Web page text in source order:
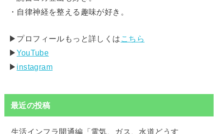
・自律神経を整える趣味が好き。
▶︎プロフィールもっと詳しくは こちら
▶︎YouTube
▶︎ instagram
最近の投稿
生活インフラ開通編「電気、ガス、水道どうす